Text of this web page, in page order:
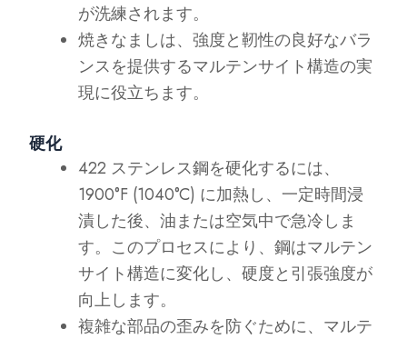
が洗練されます。
焼きなましは、強度と靭性の良好なバラ
ンスを提供するマルテンサイト構造の実
現に役立ちます。
硬化
422 ステンレス鋼を硬化するには、
1900°F (1040°C) に加熱し、一定時間浸
漬した後、油または空気中で急冷しま
す。このプロセスにより、鋼はマルテン
サイト構造に変化し、硬度と引張強度が
向上します。
複雑な部品の歪みを防ぐために、マルテ